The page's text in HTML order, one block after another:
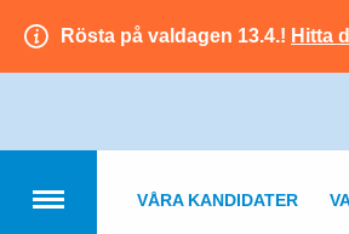
Rösta på valdagen 13.4.! Hitta
VÅRA KANDIDATER